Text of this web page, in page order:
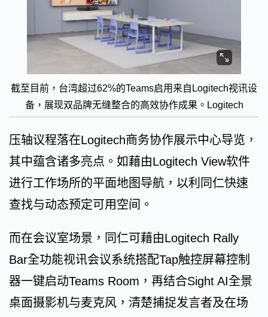
截至目前，台湾超过62%的Teams启用来自Logitech视讯设
备，展现双品牌无缝整合的高效协作成果。Logitech
压轴议程落在Logitech商务协作展示中心导览，
其中蕴含诸多亮点。如藉由Logitech View软件
进行工作场所的平面地图导航，以利同仁快速
查找与动态预定可用空间。
而在会议室场景，同仁可藉由Logitech Rally
Bar全功能视讯会议系统搭配Tap触控屏幕控制
器一键启动Teams Room，再结合Sight AI全景
桌面摄影机与麦克风，清楚捕捉发言者及在场